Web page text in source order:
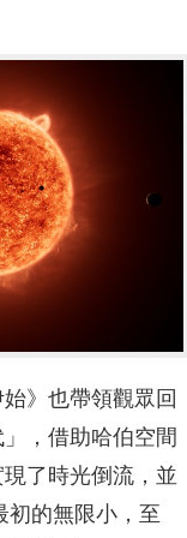
》也帶領觀眾回
，借助哈伯空間
了時光倒流，並
初的無限小，至